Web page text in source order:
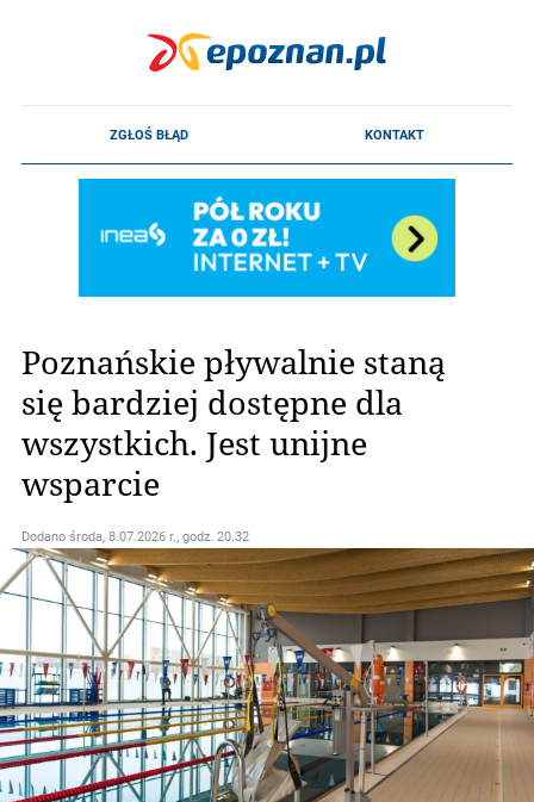
Poznańskie pływalnie staną
się bardziej dostępne dla
wszystkich. Jest unijne
wsparcie
Dodano środa, 8.07.2026 r., godz. 20.32